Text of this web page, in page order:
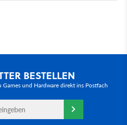
BESTELLEN
und Hardware direkt ins Postfach